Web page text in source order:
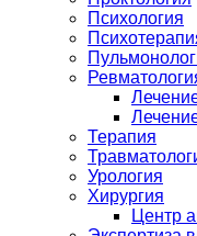
Психология
Терапия
Урология
Хирургия
Центр